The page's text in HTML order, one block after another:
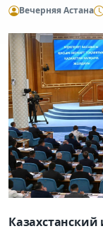
Вечерняя Астана
Казахстанский